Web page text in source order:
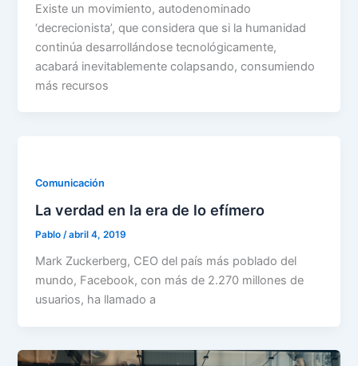
Existe un movimiento, autodenominado
‘decrecionista’, que considera que si la humanidad
continúa desarrollándose tecnológicamente,
acabará inevitablemente colapsando, consumiendo
más recursos
Comunicación
La verdad en la era de lo efímero
Pablo/abril 4, 2019
Mark Zuckerberg, CEO del país más poblado del
mundo, Facebook, con más de 2.270 millones de
usuarios, ha llamado a